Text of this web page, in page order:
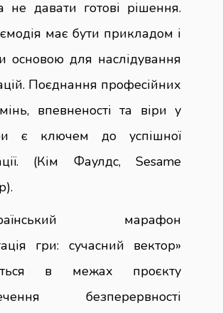
не давати готові рішення.
має бути прикладом і
основою для наслідування
Поєднання професійних
впевненості та віри у
є ключем до успішної
(Кім Фаулдс, Sesame
марафон
гри: сучасний вектор»
в межах проєкту
безперервності